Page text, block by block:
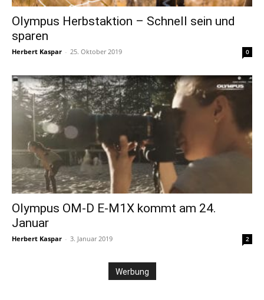
Olympus Herbstaktion – Schnell sein und
sparen
Herbert Kaspar - 25. Oktober 2019 0
Olympus OM-D E-M1X kommt am 24.
Januar
Herbert Kaspar - 3. Januar 2019 2
Werbung